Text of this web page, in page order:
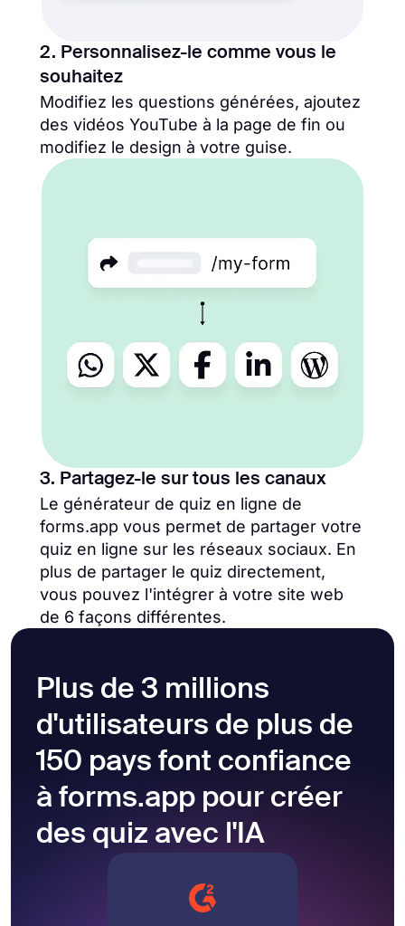
2. Personnalisez-le comme vous le
souhaitez
Modifiez les questions générées, ajoutez
des vidéos YouTube à la page de fin ou
modifiez le design à votre guise.
3. Partagez-le sur tous les canaux
Le générateur de quiz en ligne de
forms.app vous permet de partager votre
quiz en ligne sur les réseaux sociaux. En
plus de partager le quiz directement,
vous pouvez l'intégrer à votre site web
de 6 façons différentes.
Plus de 3 millions
d'utilisateurs de plus de
150 pays font confiance
à forms.app pour créer
des quiz avec l'IA